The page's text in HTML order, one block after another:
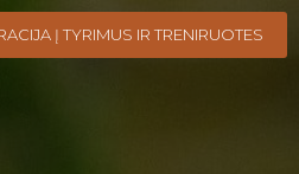
Į TYRIMUS IR TRENIRUOTES